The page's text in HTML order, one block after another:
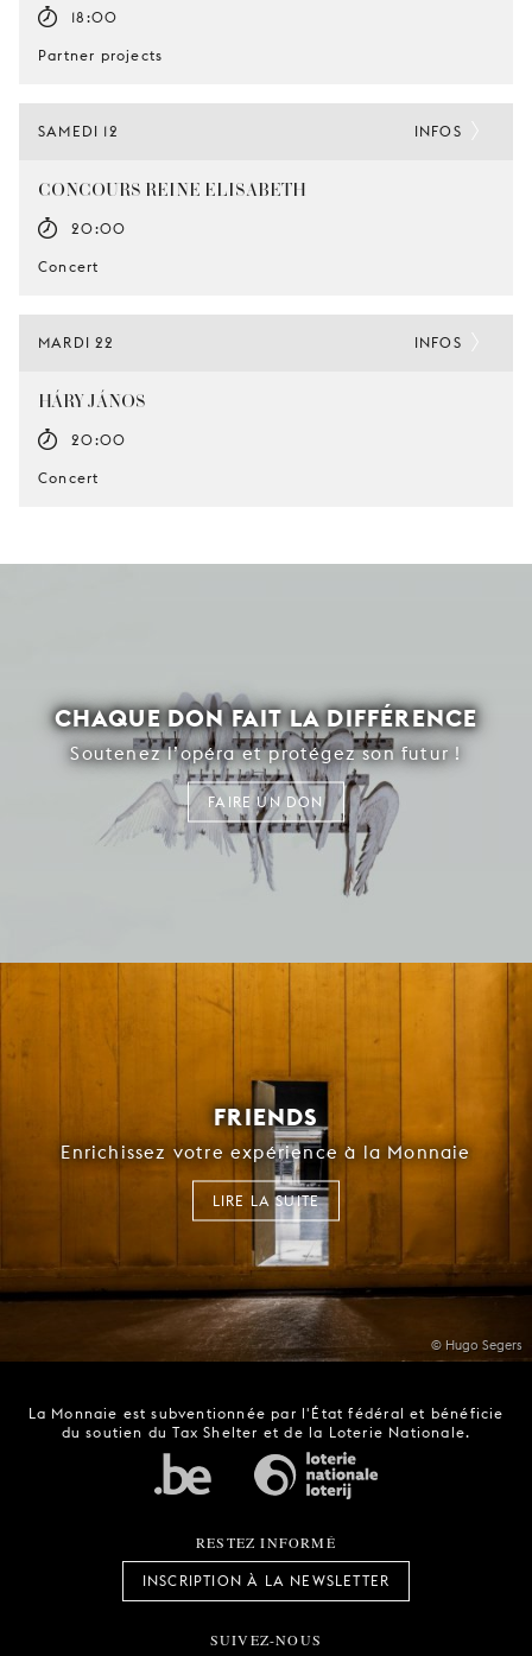
18:00
Partner projects
SAMEDI 12
CONCOURS REINE ELISABETH
20:00
Concert
INFOS
MARDI 22
HÁRY JÁNOS
20:00
Concert
INFOS
CHAQUE DON FAIT LA DIFFÉRENCE
Soutenez l’opéra et protégez son futur !
FAIRE UN DON
© Hugo Segers
FRIENDS
Enrichissez votre expérience à la Monnaie
LIRE LA SUITE
La Monnaie est subventionnée par l'État fédéral et bénéficie
du soutien du Tax Shelter et de la Loterie Nationale.
RESTEZ INFORMÉ
INSCRIPTION À LA NEWSLETTER
SUIVEZ-NOUS